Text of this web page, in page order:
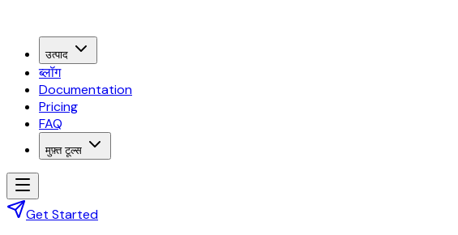
उत्पाद
ब्लॉग
Documentation
Pricing
FAQ
मुफ़्त टूल्स
Get Started